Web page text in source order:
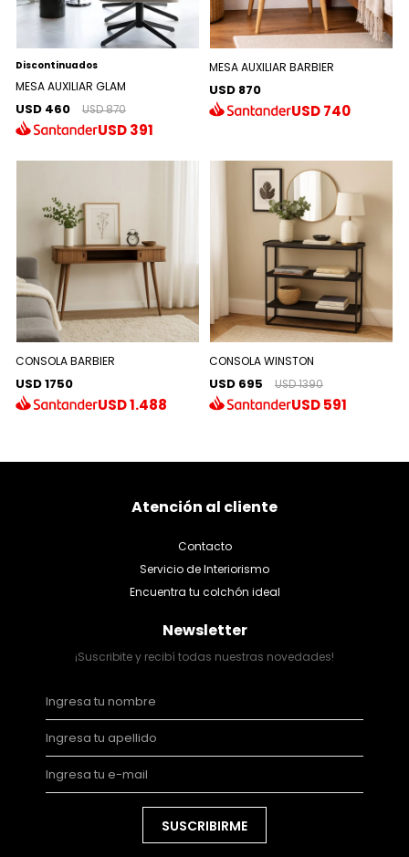
Discontinuados
MESA AUXILIAR GLAM
USD 460 USD 870
USD391
MESA AUXILIAR BARBIER
USD 870
USD740
CONSOLA BARBIER
USD 1750
USD1.488
CONSOLA WINSTON
USD 695 USD 1390
USD591
Atención al cliente
Contacto
Servicio de Interiorismo
Encuentra tu colchón ideal
Newsletter
¡Suscribite y recibí todas nuestras novedades!
SUSCRIBIRME